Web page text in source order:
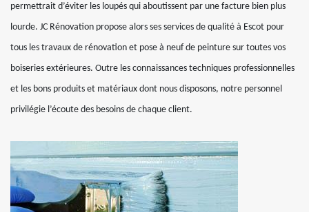
permettrait d’éviter les loupés qui aboutissent par une facture bien plus
lourde. JC Rénovation propose alors ses services de qualité à Escot pour
tous les travaux de rénovation et pose à neuf de peinture sur toutes vos
boiseries extérieures. Outre les connaissances techniques professionnelles
et les bons produits et matériaux dont nous disposons, notre personnel
privilégie l’écoute des besoins de chaque client.